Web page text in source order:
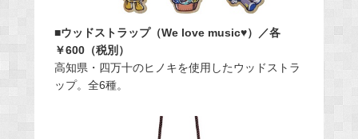
■ウッドストラップ（We love music♥）／各
￥600（税別）
高知県・四万十のヒノキを使用したウッドストラ
ップ。全6種。